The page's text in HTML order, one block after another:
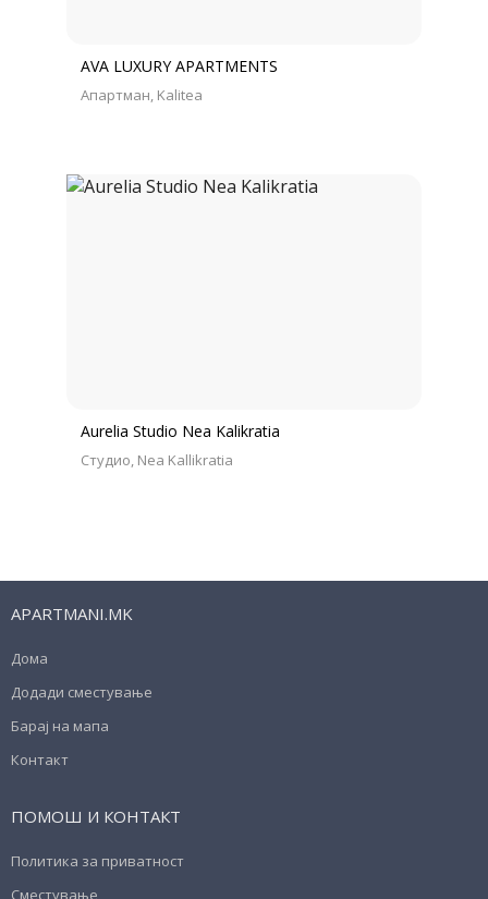
AVA LUXURY APARTMENTS
Апартман Kalitea
Aurelia Studio Nea Kalikratia
Студио Nea Kallikratia
APARTMANI.MK
Дома
Додади сместување
Барај на мапа
Контакт
ПОМОШ И КОНТАКТ
Политика за приватност
Сместување